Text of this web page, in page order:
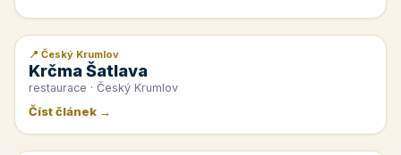
📰 PR článek
📍 Český Krumlov
Krčma Šatlava
restaurace · Český Krumlov
Číst článek →